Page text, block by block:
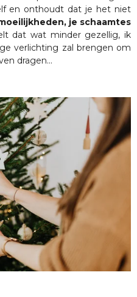
en onthoudt dat je het niet
je schaamtes
dat wat minder gezellig, ik
verlichting zal brengen om
dragen...